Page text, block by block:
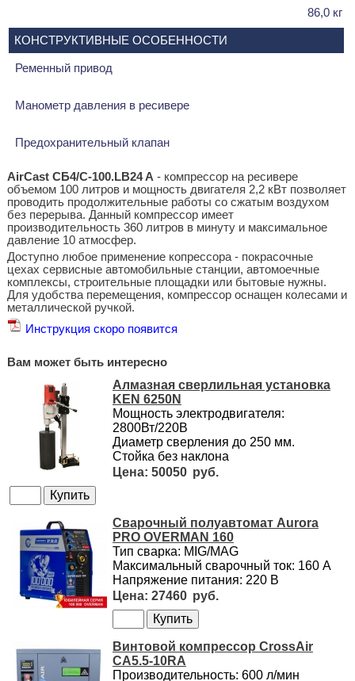
86,0 кг
КОНСТРУКТИВНЫЕ ОСОБЕННОСТИ
Ременный привод
Манометр давления в ресивере
Предохранительный клапан
AirCast CБ4/C-100.LB24 A - компрессор на ресивере
объемом 100 литров и мощность двигателя 2,2 кВт позволяет
проводить продолжительные работы со сжатым воздухом
без перерыва. Данный компрессор имеет
производительность 360 литров в минуту и максимальное
давление 10 атмосфер.
Доступно любое применение копрессора - покрасочные
цехах сервисные автомобильные станции, автомоечные
комплексы, строительные площадки или бытовые нужны.
Для удобства перемещения, компрессор оснащен колесами и
металлической ручкой.
Инструкция скоро появится
Вам может быть интересно
Алмазная сверлильная установка
KEN 6250N
Мощность электродвигателя:
2800Вт/220В
Диаметр сверления до 250 мм.
Стойка без наклона
50050
Сварочный полуавтомат Aurora
PRO OVERMAN 160
Тип сварка: MIG/MAG
Максимальный сварочный ток: 160 А
Напряжение питания: 220 В
27460
Винтовой компрессор CrossAir
CA5.5-10RA
Производительность: 600 л/мин